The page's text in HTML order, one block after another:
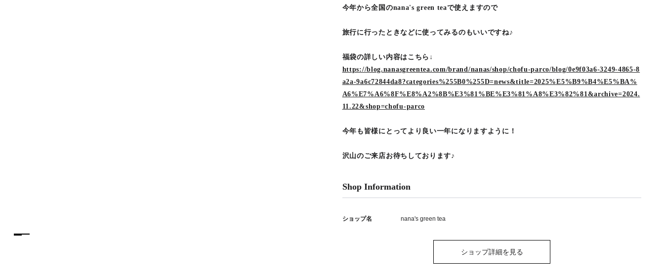
今年から全国のnana's green teaで使えますので
旅行に行ったときなどに使ってみるのもいいですね♪
福袋の詳しい内容はこちら↓
https://blog.nanasgreentea.com/brand/nanas/shop/chofu-parco/blog/0e9f03a6-3249-4865-8
a2a-9a6c72844da8?categories%255B0%255D=news&title=2025%E5%B9%B4%E5%BA%
A6%E7%A6%8F%E8%A2%8B%E3%81%BE%E3%81%A8%E3%82%81&archive=2024.
11.22&shop=chofu-parco
今年も皆様にとってより良い一年になりますように！
沢山のご来店お待ちしております♪
Shop Information
ショップ名 nana's green tea
ショップ詳細を見る